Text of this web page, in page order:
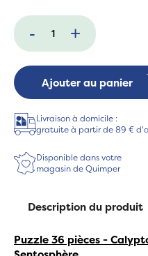
- +
Ajouter au panier
Livraison à domicile :
gratuite à partir de 89 €
Disponible dans votre
magasin de Quimper
Description du produit
Puzzle 36 pièces -